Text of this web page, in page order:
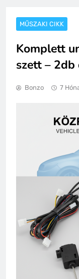
MŰSZAKI CIKK
Komplett
szett –
Bonzo 7